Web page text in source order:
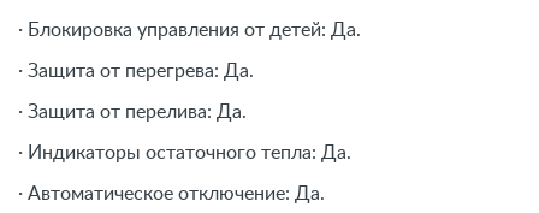
· Блокировка управления от детей: Да.
· Защита от перегрева: Да.
· Защита от перелива: Да.
· Индикаторы остаточного тепла: Да.
· Автоматическое отключение: Да.